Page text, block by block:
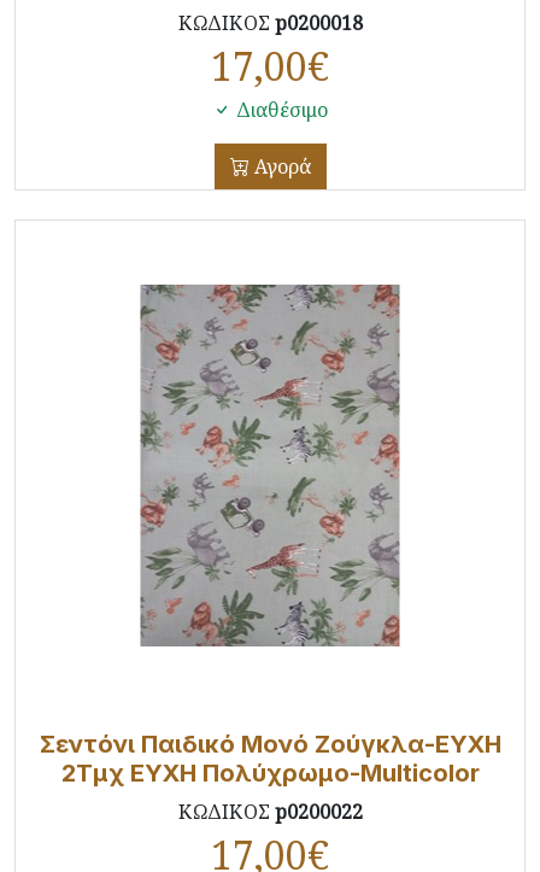
ΚΩΔΙΚΟΣ p0200018
17,00€
Διαθέσιμο
Αγορά
Σεντόνι Παιδικό Μονό Ζούγκλα-ΕΥΧΗ
2Τμχ ΕΥΧΗ Πολύχρωμο-Multicolor
ΚΩΔΙΚΟΣ p0200022
17,00€